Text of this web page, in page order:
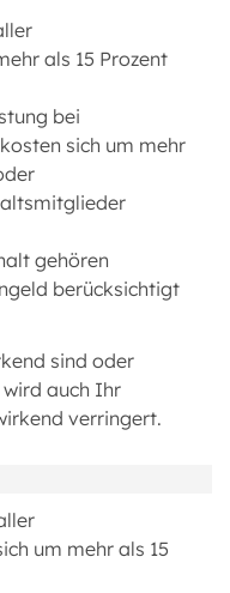
als 15 Prozent
bei
sich um mehr
gehören
berücksichtigt
sind oder
auch Ihr
verringert.
um mehr als 15